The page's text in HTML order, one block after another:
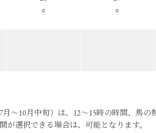
○
○
～10月中旬）は、12～15時の時間、馬
選択できる場合は、可能となります。